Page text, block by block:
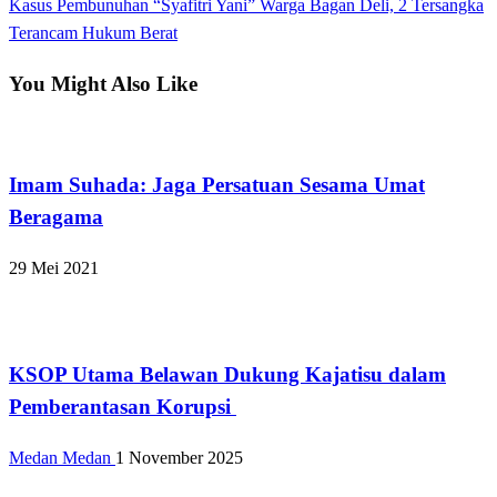
Next
Post
Kasus Pembunuhan “Syafitri Yani” Warga Bagan Deli, 2 Tersangka
Terancam Hukum Berat
You Might Also Like
Imam Suhada: Jaga Persatuan Sesama Umat
Beragama
29 Mei 2021
KSOP Utama Belawan Dukung Kajatisu dalam
Pemberantasan Korupsi
Medan Medan 1 November 2025